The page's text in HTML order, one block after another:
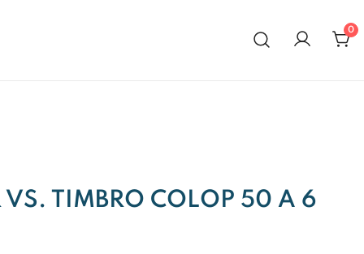
0
VS. TIMBRO COLOP 50 A 6